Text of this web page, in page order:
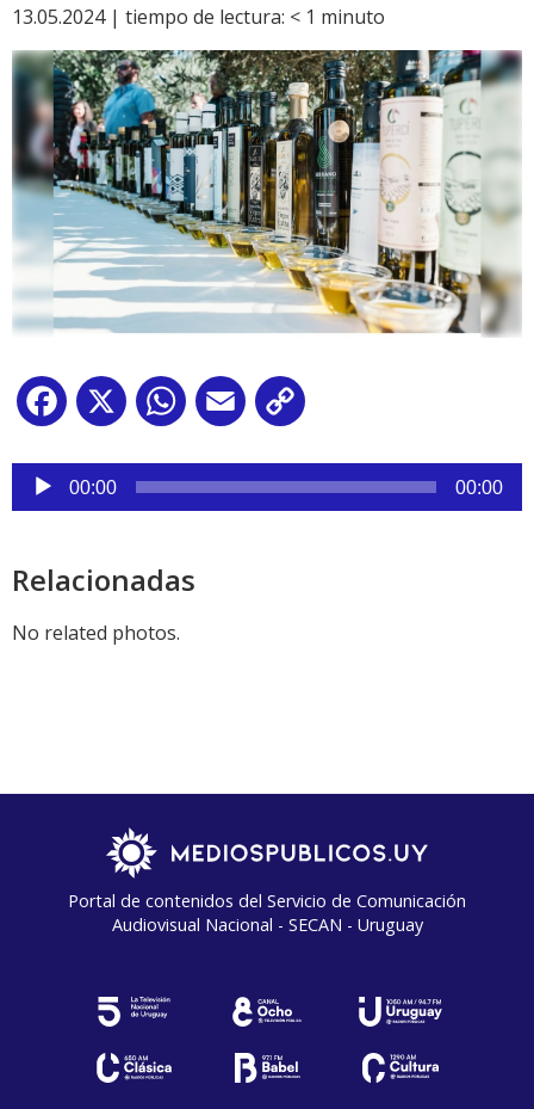
13.05.2024 | tiempo de lectura: < 1 minuto
Facebook
X WhatsApp
Email
Reproductor
audio
00:00 00:00
Relacionadas
No related photos.
Portal de contenidos del Servicio de Comunicación
Audiovisual Nacional - SECAN - Uruguay